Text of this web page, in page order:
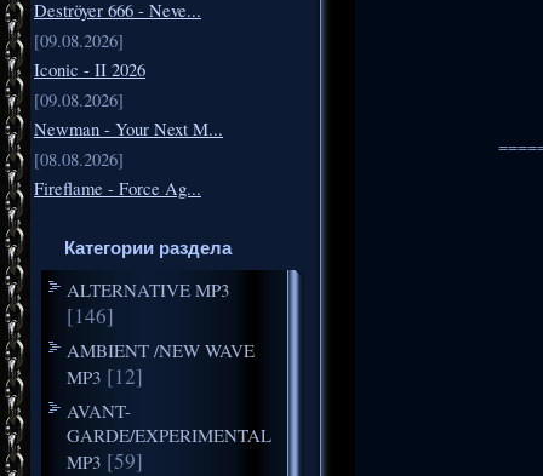
Deströyer 666 - Neve...
[09.08.2026]
Iconic - II 2026
[09.08.2026]
Newman - Your Next M...
[08.08.2026]
Fireflame - Force Ag...
Категории раздела
ALTERNATIVE MP3
[146]
AMBIENT /NEW WAVE
MP3 [12]
AVANT-
GARDE/EXPERIMENTAL
MP3 [59]